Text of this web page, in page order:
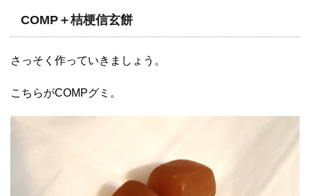
COMP＋桔梗信玄餅
さっそく作っていきましょう。
こちらがCOMPグミ。